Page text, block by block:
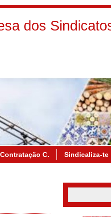
dos
Contratação C. Sindicaliza-te